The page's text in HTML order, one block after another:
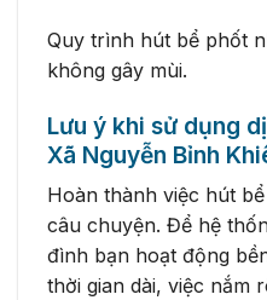
Quy trình hút bể phốt
không gây mùi.
Lưu ý khi sử dụng
Xã Nguyễn Bỉnh
Hoàn thành việc hút
câu chuyện. Để hệ
đình bạn hoạt động
thời gian dài, việc nắm